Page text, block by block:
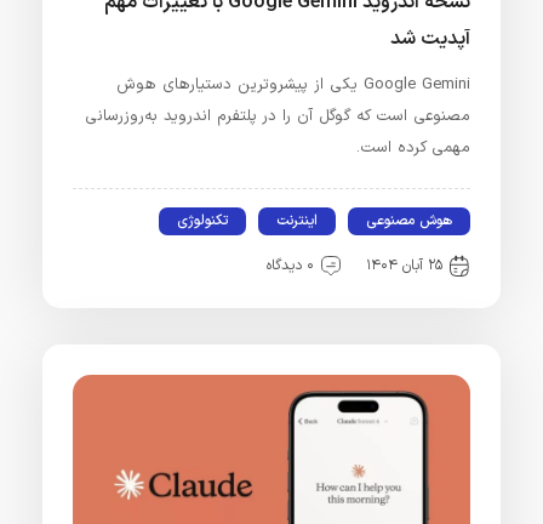
آپدیت شد
Google Gemini یکی از پیشروترین دستیارهای هوش
مصنوعی است که گوگل آن را در پلتفرم اندروید به‌روزرسانی
مهمی کرده است.
هوش مصنوعی اینترنت تکنولوژی